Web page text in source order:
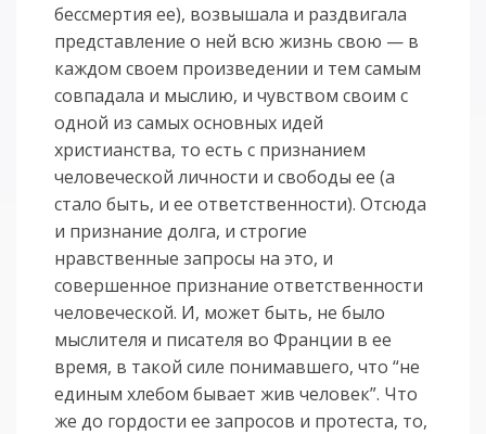
бессмертия ее), возвышала и раздвигала
представление о ней всю жизнь свою — в
каждом своем произведении и тем самым
совпадала и мыслию, и чувством своим с
одной из самых основных идей
христианства, то есть с признанием
человеческой личности и свободы ее (а
стало быть, и ее ответственности). Отсюда
и признание долга, и строгие
нравственные запросы на это, и
совершенное признание ответственности
человеческой. И, может быть, не было
мыслителя и писателя во Франции в ее
время, в такой силе понимавшего, что “не
единым хлебом бывает жив человек”. Что
же до гордости ее запросов и протеста, то,